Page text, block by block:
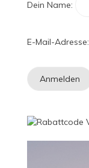
Dein Name:
E-Mail-Adresse: